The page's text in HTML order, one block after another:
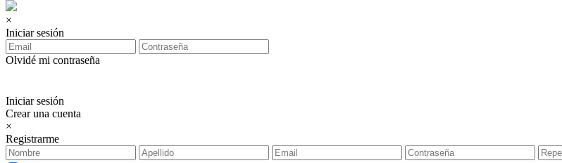
×
Iniciar sesión
Olvidé mi contraseña
Iniciar sesión
Crear una cuenta
×
Registrarme